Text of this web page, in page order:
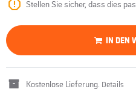
Stellen Sie sicher, dass dies
IN DEN
Kostenlose Lieferung. Details